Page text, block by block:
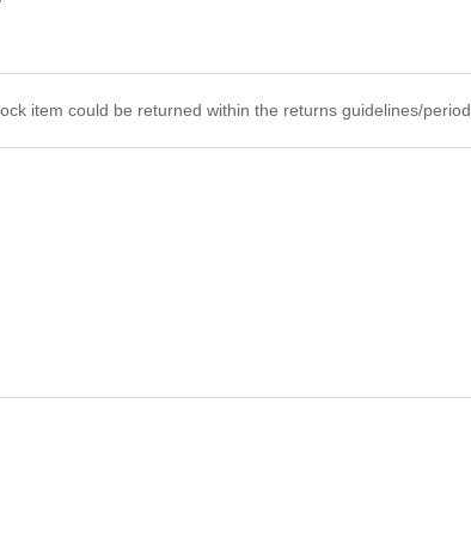
item could be returned within the returns guidelines/period.